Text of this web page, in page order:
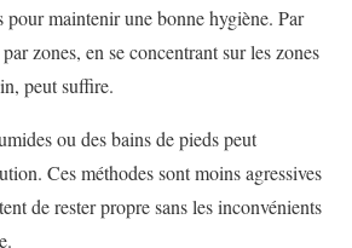
pour maintenir une bonne hygiène. Par
zones, en se concentrant sur les zones
peut suffire.
ou des bains de pieds peut
Ces méthodes sont moins agressives
de rester propre sans les inconvénients